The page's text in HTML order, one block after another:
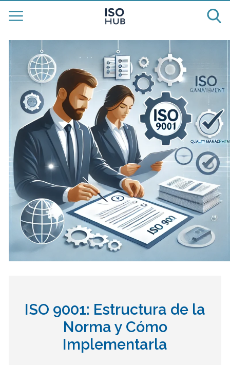
ISO 9001: Estructura de la
Norma y Cómo
Implementarla